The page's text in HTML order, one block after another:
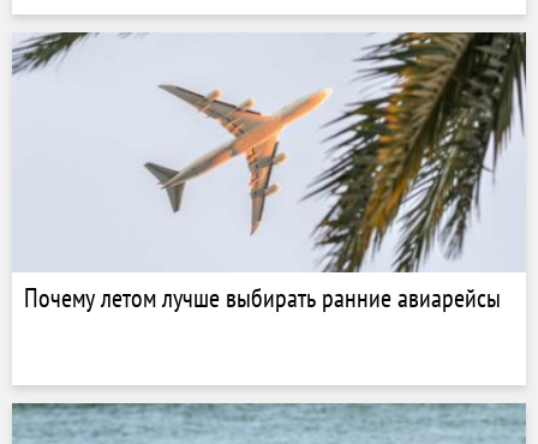
Почему летом лучше выбирать ранние авиарейсы